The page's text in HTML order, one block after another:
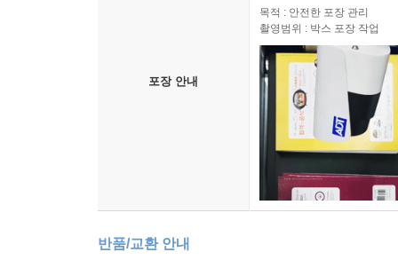
포장 안내
목적 : 안전한 포장 관리
촬영범위 : 박스 포장 작업
반품/교환 안내